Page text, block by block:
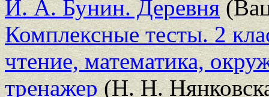
И. А. Бунин. Деревня
Комплексные тесты. 2
чтение, математика,
тренажер(Н. Н.